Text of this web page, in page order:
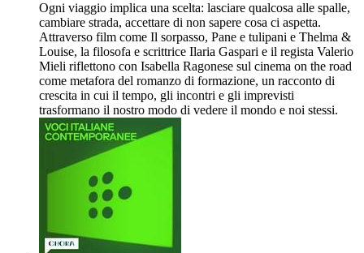
Ogni viaggio implica una scelta: lasciare qualcosa alle spalle,
cambiare strada, accettare di non sapere cosa ci aspetta.
Attraverso film come Il sorpasso, Pane e tulipani e Thelma &
Louise, la filosofa e scrittrice Ilaria Gaspari e il regista Valerio
Mieli riflettono con Isabella Ragonese sul cinema on the road
come metafora del romanzo di formazione, un racconto di
crescita in cui il tempo, gli incontri e gli imprevisti
trasformano il nostro modo di vedere il mondo e noi stessi.